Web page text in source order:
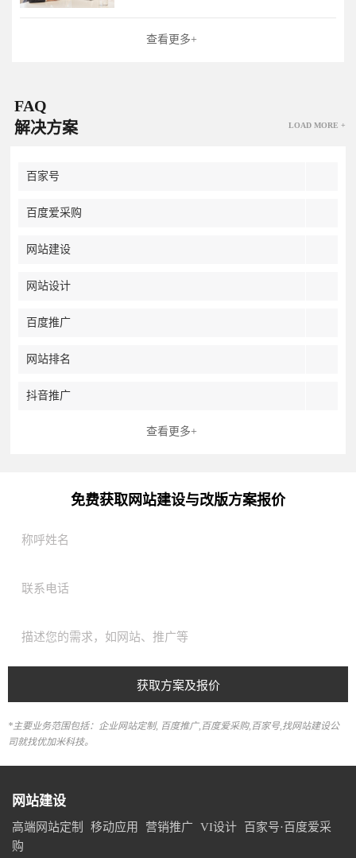
查看更多+
FAQ
解决方案
LOAD MORE +
百家号
百度爱采购
网站建设
网站设计
百度推广
网站排名
抖音推广
查看更多+
免费获取网站建设与改版方案报价
获取方案及报价
*主要业务范围包括：企业网站定制, 百度推广,百度爱采购,百家号,找网站建设公
司就找优加米科技。
网站建设
高端网站定制 移动应用 营销推广 VI设计
百家号·百度爱采
购